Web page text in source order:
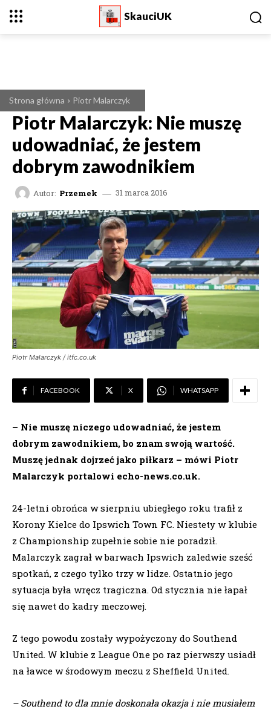
SkauciUK
Strona główna Piotr Malarczyk
Piotr Malarczyk: Nie muszę
udowadniać, że jestem
dobrym zawodnikiem
Autor: Przemek 31 marca 2016
Piotr Malarczyk / itfc.co.uk
FACEBOOK X WHATSAPP
– Nie muszę niczego udowadniać, że jestem
dobrym zawodnikiem, bo znam swoją wartość.
Muszę jednak dojrzeć jako piłkarz – mówi Piotr
Malarczyk portalowi echo-news.co.uk.
24-letni obrońca w sierpniu ubiegłego roku trafił z
Korony Kielce do Ipswich Town FC. Niestety w klubie
z Championship zupełnie sobie nie poradził.
Malarczyk zagrał w barwach Ipswich zaledwie sześć
spotkań, z czego tylko trzy w lidze. Ostatnio jego
sytuacja była wręcz tragiczna. Od stycznia nie łapał
się nawet do kadry meczowej.
Z tego powodu zostały wypożyczony do Southend
United. W klubie z League One po raz pierwszy usiadł
na ławce w środowym meczu z Sheffield United.
– Southend to dla mnie doskonała okazja i nie musiałem